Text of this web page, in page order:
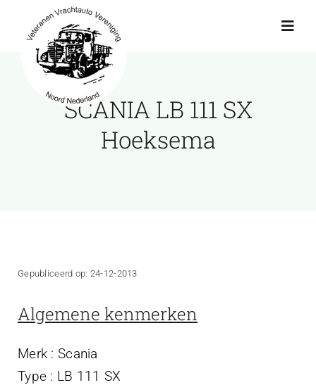
inhoud
Actueel
Interviews
Projecten
Contact
SCANIA LB 111 SX
Hoeksema
Gepubliceerd op: 24-12-2013
Algemene kenmerken
Merk : Scania
Type : LB 111 SX